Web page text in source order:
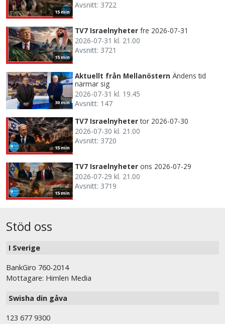
15 min
Avsnitt: 3722
15 min
TV7 Israelnyheter fre 2026-07-31
2026-07-31 kl. 21.00
Avsnitt: 3721
30 min
Aktuellt från Mellanöstern Ändens tid
närmar sig
2026-07-31 kl. 19.45
Avsnitt: 147
15 min
TV7 Israelnyheter tor 2026-07-30
2026-07-30 kl. 21.00
Avsnitt: 3720
15 min
TV7 Israelnyheter ons 2026-07-29
2026-07-29 kl. 21.00
Avsnitt: 3719
Stöd oss
I Sverige
BankGiro 760-2014
Mottagare: Himlen Media
Swisha din gåva
123 677 9300